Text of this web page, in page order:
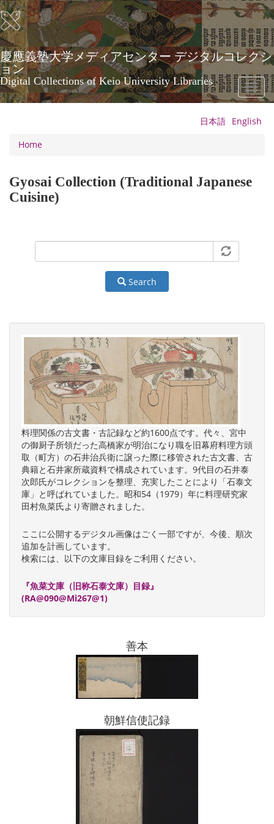
Skip
to
main
content
慶應義塾大学メディアセンター デジタルコレクシ
ョン
Digital Collections of Keio University Libraries
Toggle
日本語 English
Home
Gyosai Collection (Traditional Japanese
Cuisine)
Search
料理関係の古文書・古記録など約1600点です。代々、宮中
の御厨子所領だった高橋家が明治になり職を旧幕府料理方頭
取（町方）の石井治兵衛に譲った際に移管された古文書、古
典籍と石井家所蔵資料で構成されています。9代目の石井泰
次郎氏がコレクションを整理、充実したことにより「石泰文
庫」と呼ばれていました。昭和54（1979）年に料理研究家
田村魚菜氏より寄贈されました。
ここに公開するデジタル画像はごく一部ですが、今後、順次
追加を計画しています。
検索には、以下の文庫目録をご利用ください。
『魚菜文庫（旧称石泰文庫）目録』
(RA@090@Mi267@1)
善本
朝鮮信使記録